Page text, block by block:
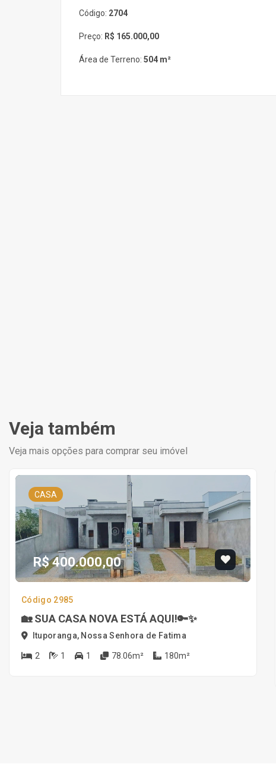
Código: 2704
Preço: R$ 165.000,00
Área de Terreno: 504 m²
Veja também
Veja mais opções para comprar seu imóvel
CASA
R$ 400.000,00
Código 2985
🏡 SUA CASA NOVA ESTÁ AQUI!🔑✨
Ituporanga, Nossa Senhora de Fatima
2 1 1 78.06m² 180m²